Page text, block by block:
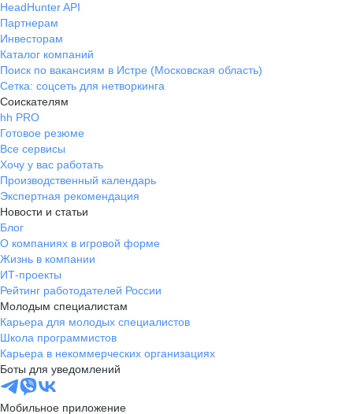
HeadHunter API
Партнерам
Инвесторам
Каталог компаний
Поиск по вакансиям в Истре (Московская область)
Сетка: соцсеть для нетворкинга
Соискателям
hh PRO
Готовое резюме
Все сервисы
Хочу у вас работать
Производственный календарь
Экспертная рекомендация
Новости и статьи
Блог
О компаниях в игровой форме
Жизнь в компании
ИТ-проекты
Рейтинг работодателей России
Молодым специалистам
Карьера для молодых специалистов
Школа программистов
Карьера в некоммерческих организациях
Боты для уведомлений
Мобильное приложение